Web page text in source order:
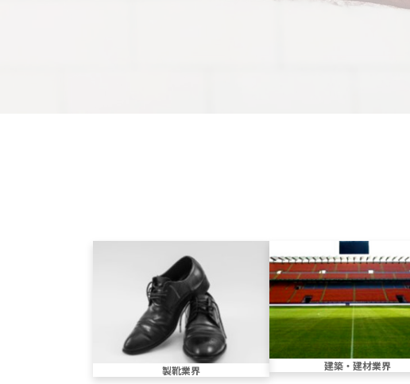
接单生产 / 售后跟进 / 优厚的服务体制
製靴業界 建築・建材業界